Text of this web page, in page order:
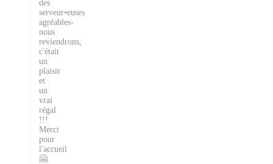
des
serveur•euses
agréables-
nous
reviendrons,
c'était
un
plaisir
et
un
vrai
régal
!!!
Merci
pour
l'accueil
🤗